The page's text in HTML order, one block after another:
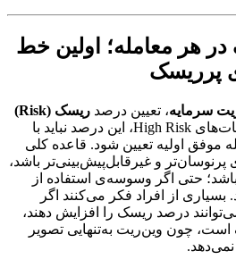
هر معامله؛ اولین خط
پرریسک
سرمایه، تعیین درصد ریسک (Risk)
برای هر معامله است. در ربات‌های High Risk، این درصد نباید با
موفق اولیه تعیین شود. قاعده کلی
و غیرقابل‌پیش‌بینی‌تر باشد،
حتی اگر وسوسه‌ی استفاده از
بسیاری از افراد فکر می‌کنند اگر
درصد ریسک را افزایش دهند،
است، چون وین‌ریت به‌تنهایی تصویر
نمی‌دهد.